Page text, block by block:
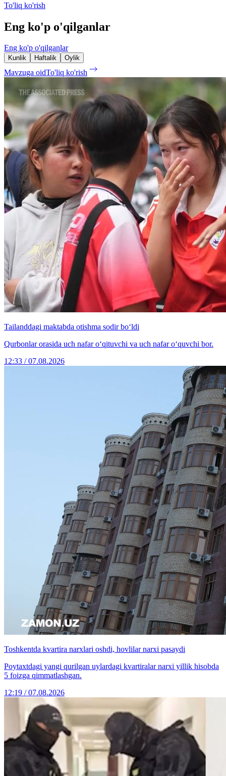
To'liq ko'rish
Eng ko'p o'qilganlar
Eng ko'p o'qilganlar
Kunlik Haftalik Oylik
Mavzuga oidTo'liq ko'rish
Tailanddagi maktabda otishma sodir bo‘ldi
Qurbonlar orasida uch nafar o‘qituvchi va uch nafar o‘quvchi bor.
12:33 / 07.08.2026
Toshkentda kvartira narxlari oshdi, hovlilar narxi pasaydi
Poytaxtdagi yangi qurilgan uylardagi kvartiralar narxi yillik hisobda
5 foizga qimmatlashgan.
12:19 / 07.08.2026